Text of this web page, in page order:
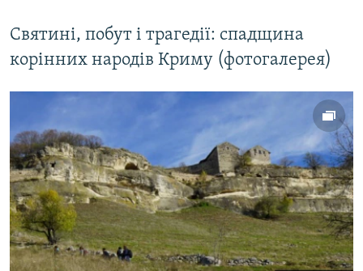
Святині, побут і трагедії: спадщина
корінних народів Криму (фотогалерея)